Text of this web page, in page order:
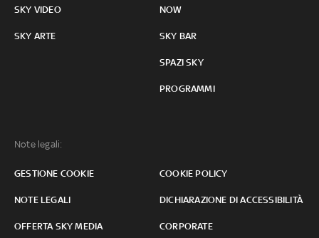
SKY VIDEO
SKY ARTE
NOW
SKY BAR
SPAZI SKY
PROGRAMMI
Note legali:
GESTIONE COOKIE COOKIE POLICY
NOTE LEGALI DICHIARAZIONE DI ACCESSIBILITÀ
OFFERTA SKY MEDIA CORPORATE